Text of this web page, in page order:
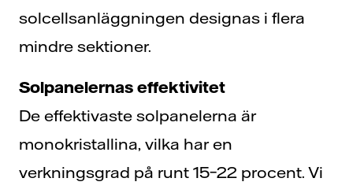
solcellsanläggningen designas i flera
mindre sektioner.
Solpanelernas effektivitet
De effektivaste solpanelerna är
monokristallina, vilka har en
verkningsgrad på runt 15–22 procent. Vi